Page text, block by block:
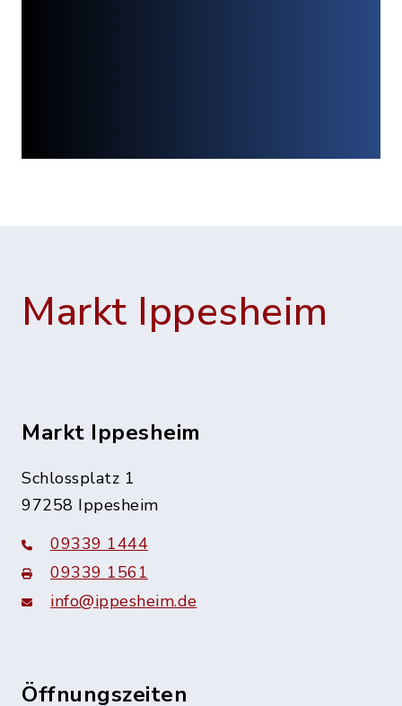
Markt Ippesheim
Markt Ippesheim
Schlossplatz 1
97258 Ippesheim
09339 1444
09339 1561
info@ippesheim.de
Öffnungszeiten